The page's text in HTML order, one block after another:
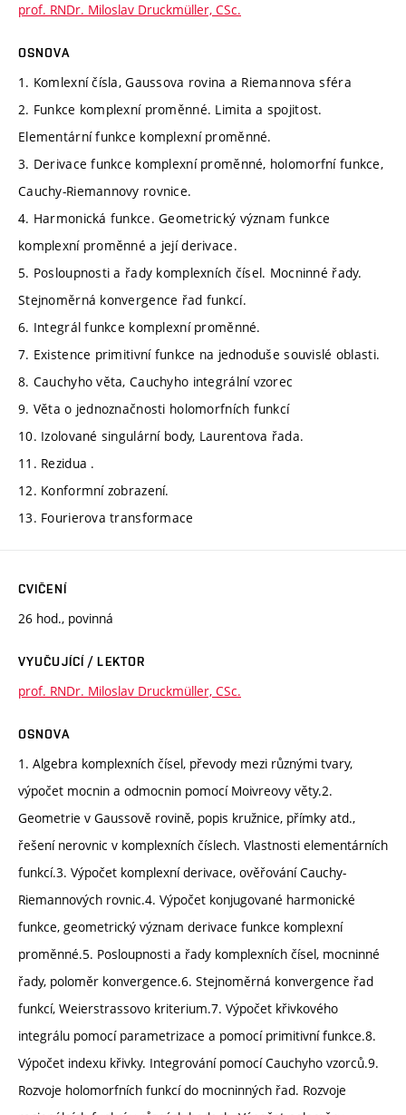
prof. RNDr. Miloslav Druckmüller, CSc.
OSNOVA
1. Komlexní čísla, Gaussova rovina a Riemannova sféra
2. Funkce komplexní proměnné. Limita a spojitost.
Elementární funkce komplexní proměnné.
3. Derivace funkce komplexní proměnné, holomorfní funkce,
Cauchy-Riemannovy rovnice.
4. Harmonická funkce. Geometrický význam funkce
komplexní proměnné a její derivace.
5. Posloupnosti a řady komplexních čísel. Mocninné řady.
Stejnoměrná konvergence řad funkcí.
6. Integrál funkce komplexní proměnné.
7. Existence primitivní funkce na jednoduše souvislé oblasti.
8. Cauchyho věta, Cauchyho integrální vzorec
9. Věta o jednoznačnosti holomorfních funkcí
10. Izolované singulární body, Laurentova řada.
11. Rezidua .
12. Konformní zobrazení.
13. Fourierova transformace
CVIČENÍ
26 hod., povinná
VYUČUJÍCÍ / LEKTOR
prof. RNDr. Miloslav Druckmüller, CSc.
OSNOVA
1. Algebra komplexních čísel, převody mezi různými tvary,
výpočet mocnin a odmocnin pomocí Moivreovy věty.2.
Geometrie v Gaussově rovině, popis kružnice, přímky atd.,
řešení nerovnic v komplexních číslech. Vlastnosti elementárních
funkcí.3. Výpočet komplexní derivace, ověřování Cauchy-
Riemannových rovnic.4. Výpočet konjugované harmonické
funkce, geometrický význam derivace funkce komplexní
proměnné.5. Posloupnosti a řady komplexních čísel, mocninné
řady, poloměr konvergence.6. Stejnoměrná konvergence řad
funkcí, Weierstrassovo kriterium.7. Výpočet křivkového
integrálu pomocí parametrizace a pomocí primitivní funkce.8.
Výpočet indexu křivky. Integrování pomocí Cauchyho vzorců.9.
Rozvoje holomorfních funkcí do mocninných řad. Rozvoje